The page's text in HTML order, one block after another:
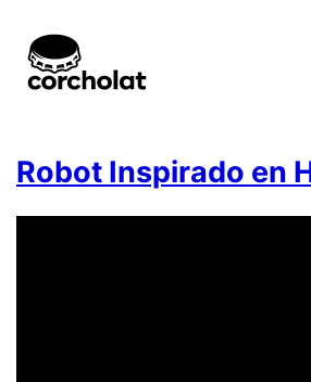
Robot Inspirado en